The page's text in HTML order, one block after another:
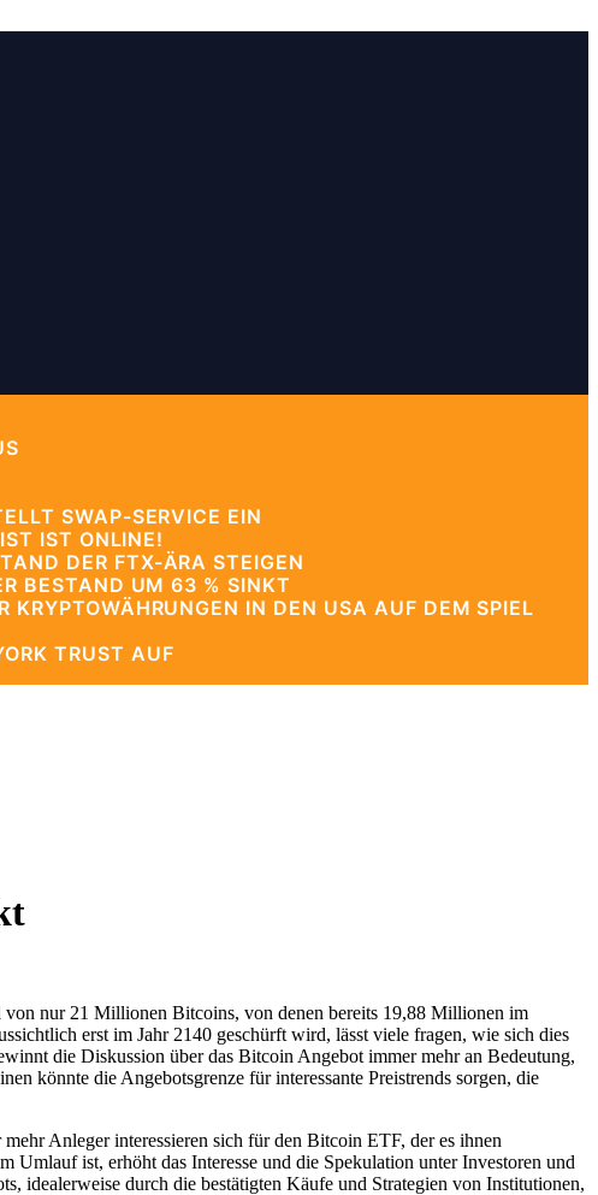
SWAP-SERVICE EIN
IST ONLINE!
DER FTX-ÄRA STEIGEN
BESTAND UM 63 % SINKT
IN DEN USA AUF DEM SPIEL
TRUST AUF
nur 21 Millionen Bitcoins, von denen bereits 19,88 Millionen im
erst im Jahr 2140 geschürft wird, lässt viele fragen, wie sich dies
die Diskussion über das Bitcoin Angebot immer mehr an Bedeutung,
könnte die Angebotsgrenze für interessante Preistrends sorgen, die
Anleger interessieren sich für den Bitcoin ETF, der es ihnen
ist, erhöht das Interesse und die Spekulation unter Investoren und
idealerweise durch die bestätigten Käufe und Strategien von Institutionen,